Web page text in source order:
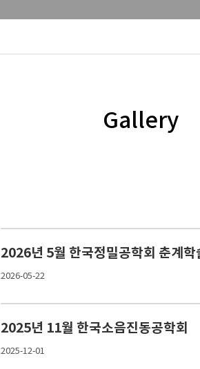
Gallery
2026년 5월 한국정밀공학회 춘계학
2026-05-22
2025년 11월 한국소음진동공학회
2025-12-01